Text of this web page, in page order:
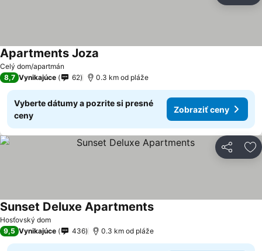
Celý dom/apartmán
Apartments Joza
8,7 Vynikajúce 62 0.3 km od pláže
Vyberte dátumy a pozrite si presné
ceny
Zobraziť ceny
Zdieľať
Hosťovský dom
Sunset Deluxe Apartments
9,5 Vynikajúce 436 0.3 km od pláže